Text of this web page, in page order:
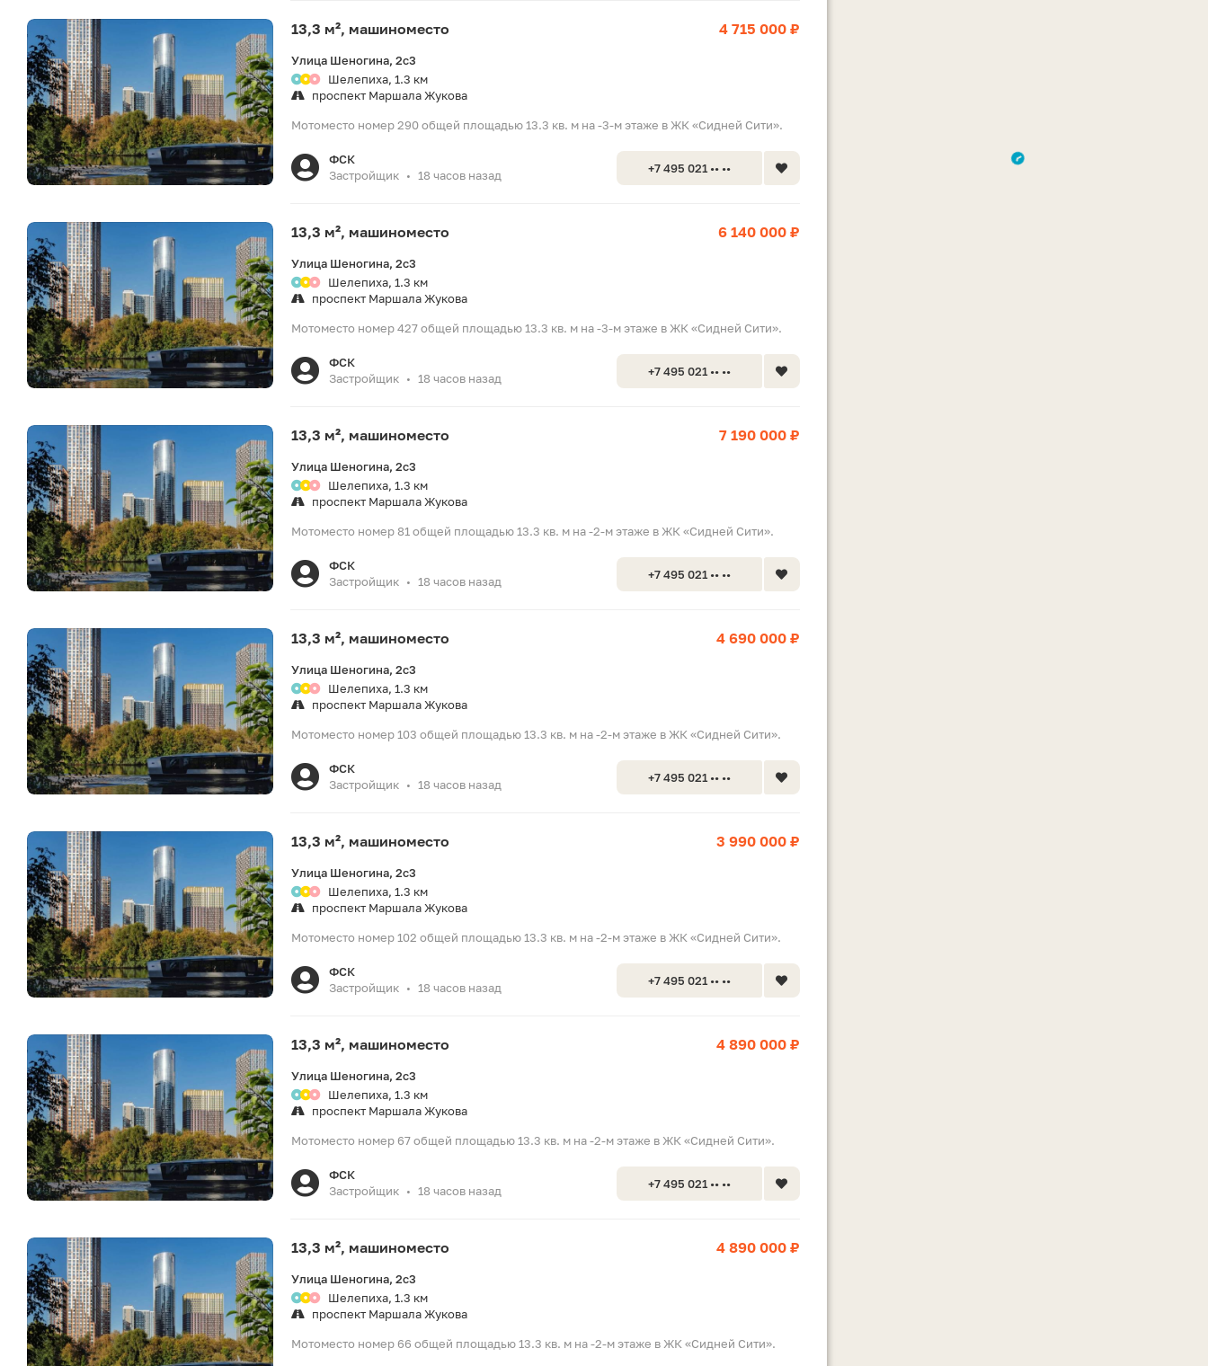
13,3 м², машиноместо 4 715 000 ₽
Улица Шеногина, 2с3
Шелепиха, 1.3 км
проспект Маршала Жукова
Мотоместо номер 290 общей площадью 13.3 кв. м на -3-м этаже в ЖК «Сидней Сити».
ФСК
Застройщик • 18 часов назад +7 495 021 •• ••
13,3 м², машиноместо 6 140 000 ₽
Улица Шеногина, 2с3
Шелепиха, 1.3 км
проспект Маршала Жукова
Мотоместо номер 427 общей площадью 13.3 кв. м на -3-м этаже в ЖК «Сидней Сити».
ФСК
Застройщик • 18 часов назад +7 495 021 •• ••
13,3 м², машиноместо 7 190 000 ₽
Улица Шеногина, 2с3
Шелепиха, 1.3 км
проспект Маршала Жукова
Мотоместо номер 81 общей площадью 13.3 кв. м на -2-м этаже в ЖК «Сидней Сити».
ФСК
Застройщик • 18 часов назад +7 495 021 •• ••
13,3 м², машиноместо 4 690 000 ₽
Улица Шеногина, 2с3
Шелепиха, 1.3 км
проспект Маршала Жукова
Мотоместо номер 103 общей площадью 13.3 кв. м на -2-м этаже в ЖК «Сидней Сити».
ФСК
Застройщик • 18 часов назад +7 495 021 •• ••
13,3 м², машиноместо 3 990 000 ₽
Улица Шеногина, 2с3
Шелепиха, 1.3 км
проспект Маршала Жукова
Мотоместо номер 102 общей площадью 13.3 кв. м на -2-м этаже в ЖК «Сидней Сити».
ФСК
Застройщик • 18 часов назад +7 495 021 •• ••
13,3 м², машиноместо 4 890 000 ₽
Улица Шеногина, 2с3
Шелепиха, 1.3 км
проспект Маршала Жукова
Мотоместо номер 67 общей площадью 13.3 кв. м на -2-м этаже в ЖК «Сидней Сити».
ФСК
Застройщик • 18 часов назад +7 495 021 •• ••
13,3 м², машиноместо 4 890 000 ₽
Улица Шеногина, 2с3
Шелепиха, 1.3 км
проспект Маршала Жукова
Мотоместо номер 66 общей площадью 13.3 кв. м на -2-м этаже в ЖК «Сидней Сити».